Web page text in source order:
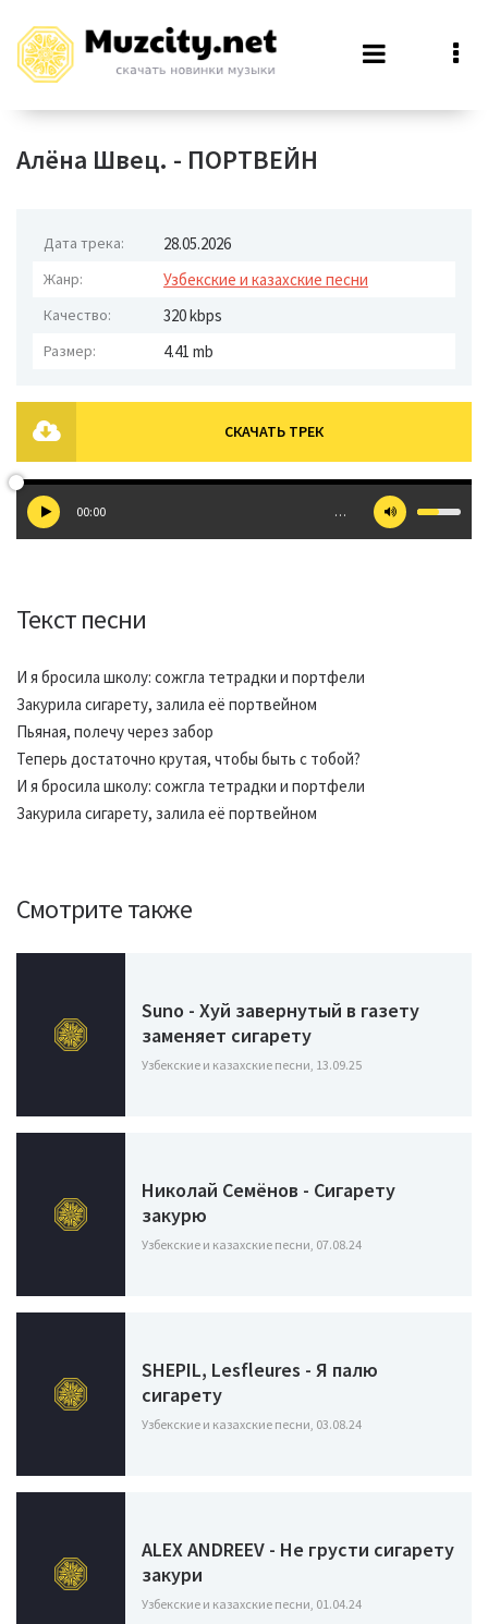
Алёна Швец. - ПОРТВЕЙН
Дата трека: 28.05.2026
Жанр: Узбекские и казахские песни
Качество: 320 kbps
Размер: 4.41 mb
СКАЧАТЬ ТРЕК
00:00 …
Текст песни
И я бросила школу: сожгла тетрадки и портфели
Закурила сигарету, залила её портвейном
Пьяная, полечу через забор
Теперь достаточно крутая, чтобы быть с тобой?
И я бросила школу: сожгла тетрадки и портфели
Закурила сигарету, залила её портвейном
Смотрите также
Suno - Хуй завернутый в газету
заменяет сигарету
Узбекские и казахские песни, 13.09.25
Николай Семёнов - Сигарету
закурю
Узбекские и казахские песни, 07.08.24
SHEPIL, Lesfleures - Я палю
сигарету
Узбекские и казахские песни, 03.08.24
ALEX ANDREEV - Не грусти сигарету
закури
Узбекские и казахские песни, 01.04.24